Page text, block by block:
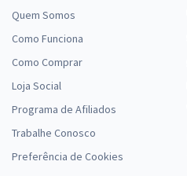
Quem Somos
Como Funciona
Como Comprar
Loja Social
Programa de Afiliados
Trabalhe Conosco
Preferência de Cookies